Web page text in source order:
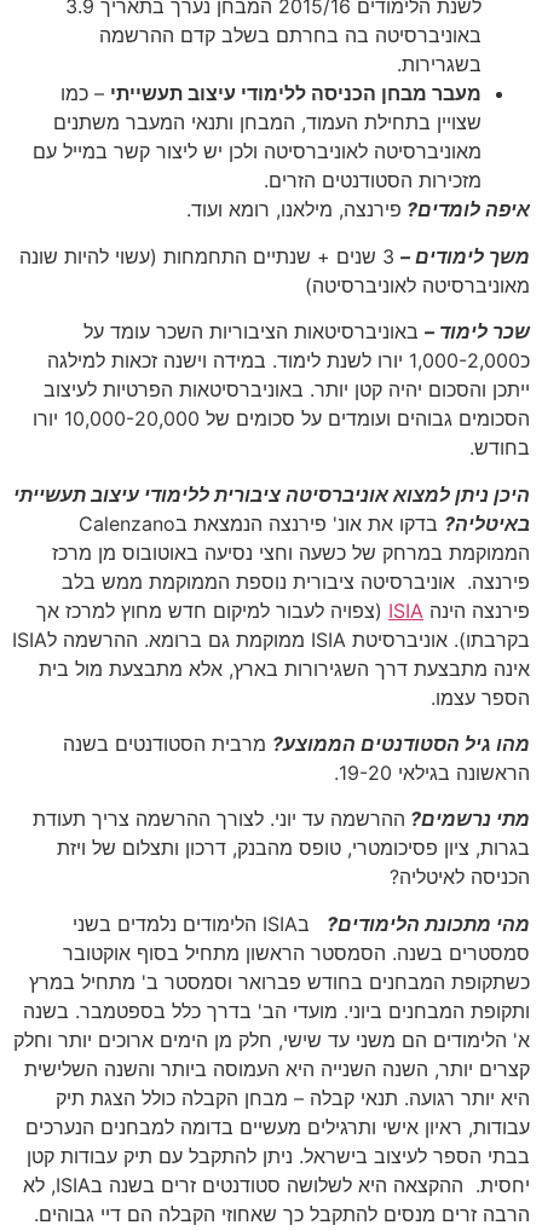
לשנת הלימודים 2015/16 המבחן נערך בתאריך 3.9
באוניברסיטה בה בחרתם בשלב קדם ההרשמה
בשגרירות.
מעבר מבחן הכניסה ללימודי עיצוב תעשייתי – כמו
שצויין בתחילת העמוד, המבחן ותנאי המעבר משתנים
מאוניברסיטה לאוניברסיטה ולכן יש ליצור קשר במייל עם
מזכירות הסטודנטים הזרים.
איפה לומדים? פירנצה, מילאנו, רומא ועוד.
משך לימודים –
3 שנים + שנתיים התחמחות (עשוי להיות שונה
מאוניברסיטה לאוניברסיטה)
שכר לימוד – באוניברסיטאות הציבוריות השכר עומד על
כ1,000-2,000 יורו לשנת לימוד. במידה וישנה זכאות למילגה
ייתכן והסכום יהיה קטן יותר. באוניברסיטאות הפרטיות לעיצוב
הסכומים גבוהים ועומדים על סכומים של 10,000-20,000 יורו
בחודש.
היכן ניתן למצוא אוניברסיטה ציבורית ללימודי עיצוב תעשייתי
באיטליה?
בדקו את אונ' פירנצה הנמצאת בCalenzano
הממוקמת במרחק של כשעה וחצי נסיעה באוטובוס מן מרכז
פירנצה. אוניברסיטה ציבורית נוספת הממוקמת ממש בלב
פירנצה הינה ISIA (צפויה לעבור למיקום חדש מחוץ למרכז אך
בקרבתו). אוניברסיטת ISIA ממוקמת גם ברומא. ההרשמה לISIA
אינה מתבצעת דרך השגירורות בארץ, אלא מתבצעת מול בית
הספר עצמו.
מהו גיל הסטודנטים הממוצע? מרבית הסטודנטים בשנה
הראשונה בגילאי 19-20.
מתי נרשמים? ההרשמה עד יוני. לצורך ההרשמה צריך תעודת
בגרות, ציון פסיכומטרי, טופס מהבנק, דרכון ותצלום של ויזת
הכניסה לאיטליה?
מהי מתכונת הלימודים?
בISIA הלימודים נלמדים בשני
סמסטרים בשנה. הסמסטר הראשון מתחיל בסוף אוקטובר
כשתקופת המבחנים בחודש פברואר וסמסטר ב' מתחיל במרץ
ותקופת המבחנים ביוני. מועדי הב' בדרך כלל בספטמבר. בשנה
א' הלימודים הם משני עד שישי, חלק מן הימים ארוכים יותר וחלק
קצרים יותר, השנה השנייה היא העמוסה ביותר והשנה השלישית
היא יותר רגועה. תנאי קבלה – מבחן הקבלה כולל הצגת תיק
עבודות, ראיון אישי ותרגילים מעשיים בדומה למבחנים הנערכים
בבתי הספר לעיצוב בישראל. ניתן להתקבל עם תיק עבודות קטן
יחסית. ההקצאה היא לשלושה סטודנטים זרים בשנה בISIA, לא
הרבה זרים מנסים להתקבל כך שאחוזי הקבלה הם דיי גבוהים.